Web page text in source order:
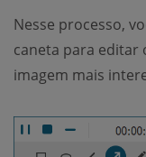
Nesse processo,
caneta para editar
imagem mais